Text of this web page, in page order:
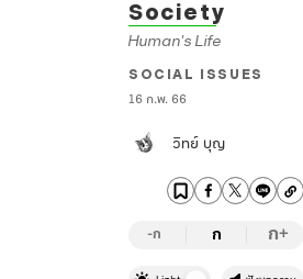
Society
Human's Life
SOCIAL ISSUES
16 ก.พ. 66
วิทย์ บุญ
-ก ก ก+